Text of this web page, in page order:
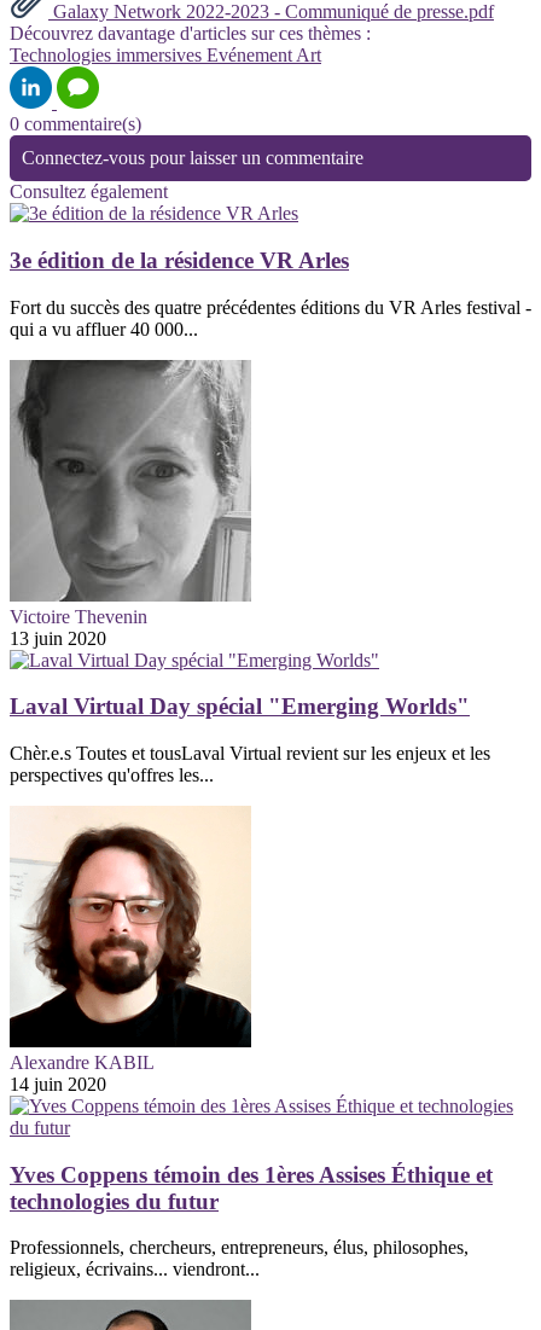
Galaxy Network 2022-2023 - Communiqué de presse.pdf
Découvrez davantage d'articles sur ces thèmes :
Technologies immersives Evénement Art
0 commentaire(s)
Connectez-vous pour laisser un commentaire
Consultez également
3e édition de la résidence VR Arles
Fort du succès des quatre précédentes éditions du VR Arles festival -
qui a vu affluer 40 000...
Victoire Thevenin
13 juin 2020
Laval Virtual Day spécial "Emerging Worlds"
Chèr.e.s Toutes et tousLaval Virtual revient sur les enjeux et les
perspectives qu'offres les...
Alexandre KABIL
14 juin 2020
Yves Coppens témoin des 1ères Assises Éthique et
technologies du futur
Professionnels, chercheurs, entrepreneurs, élus, philosophes,
religieux, écrivains... viendront...